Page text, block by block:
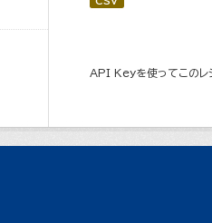
API Keyを使ってこのレ